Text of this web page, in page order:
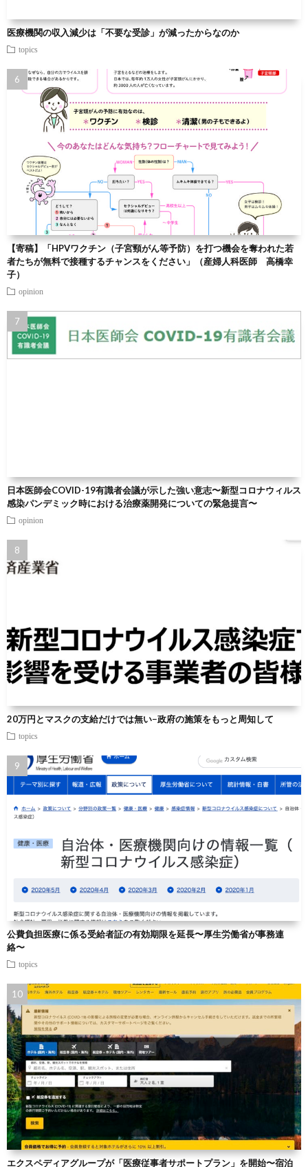
医療機関の収入減少は「不要な受診」が減ったからなのか
topics
【寄稿】「HPVワクチン（子宮頸がん等予防）を打つ機会を奪われた若
者たちが無料で接種するチャンスをください」（産婦人科医師 高橋幸
子）
opinion
日本医師会COVID-19有識者会議が示した強い意志〜新型コロナウィルス
感染パンデミック時における治療薬開発についての緊急提言〜
opinion
20万円とマスクの支給だけでは無い−政府の施策をもっと周知して
topics
公費負担医療に係る受給者証の有効期限を延長〜厚生労働省が事務連
絡〜
topics
エクスペディアグループが「医療従事者サポートプラン」を開始〜宿泊